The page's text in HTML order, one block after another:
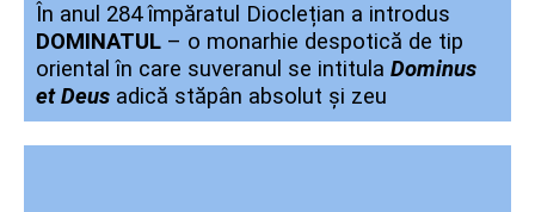
În anul 284 împăratul Dioclețian a introdus
DOMINATUL – o monarhie despotică de tip
oriental în care suveranul se intitula Dominus
et Deus adică stăpân absolut și zeu